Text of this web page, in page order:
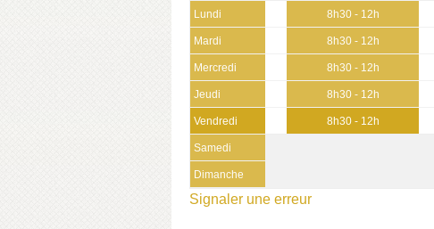
Lundi 8h30 - 12h
Mardi 8h30 - 12h
Mercredi 8h30 - 12h
Jeudi 8h30 - 12h
Vendredi 8h30 - 12h
Samedi
Dimanche
Signaler une erreur